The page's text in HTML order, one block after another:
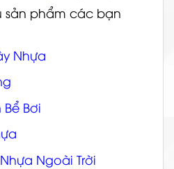
sản phẩm các bạn
Nhựa
Bơi
Ngoài Trời